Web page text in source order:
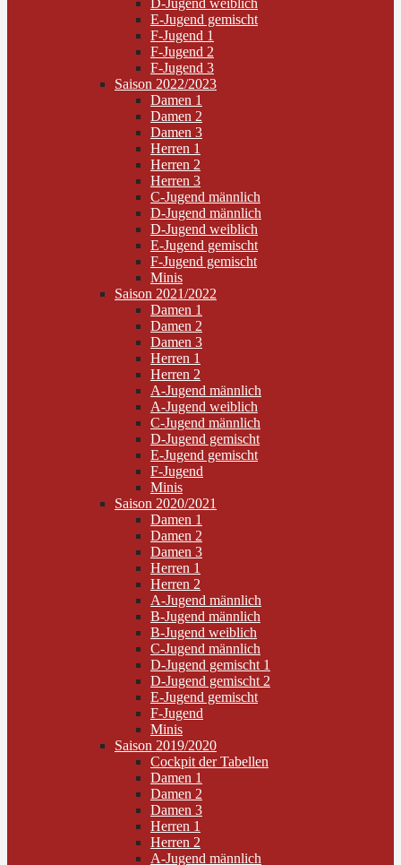
D-Jugend weiblich
E-Jugend gemischt
F-Jugend 1
F-Jugend 2
F-Jugend 3
Saison 2022/2023
Damen 1
Damen 2
Damen 3
Herren 1
Herren 2
Herren 3
C-Jugend männlich
D-Jugend männlich
D-Jugend weiblich
E-Jugend gemischt
F-Jugend gemischt
Minis
Saison 2021/2022
Damen 1
Damen 2
Damen 3
Herren 1
Herren 2
A-Jugend männlich
A-Jugend weiblich
C-Jugend männlich
D-Jugend gemischt
E-Jugend gemischt
F-Jugend
Minis
Saison 2020/2021
Damen 1
Damen 2
Damen 3
Herren 1
Herren 2
A-Jugend männlich
B-Jugend männlich
B-Jugend weiblich
C-Jugend männlich
D-Jugend gemischt 1
D-Jugend gemischt 2
E-Jugend gemischt
F-Jugend
Minis
Saison 2019/2020
Cockpit der Tabellen
Damen 1
Damen 2
Damen 3
Herren 1
Herren 2
A-Jugend männlich